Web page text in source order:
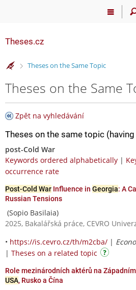
Theses.cz
>
Theses on the Same Topic
Theses on the Same
Zpět na vyhledávání
Theses on the same topic
post-Cold War
Keywords ordered alphabetically |
occurrence rate
Post-Cold War Influence in Georgia: A
Russian Tensions
(Sopio Basilaia)
2025, Bakalářská práce, CEVRO
• https://is.cevro.cz/th/m2cba/ |
| Theses on a related topic
Role mezinárodních aktérů na
USA, Rusko a Čína